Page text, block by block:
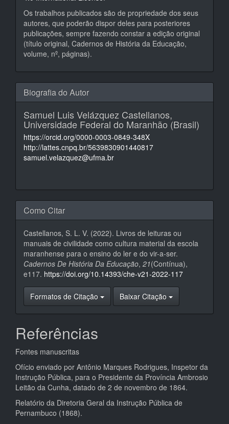
Os trabalhos publicados são de propriedade dos seus
autores, que poderão dispor deles para posteriores
publicações, sempre fazendo constar a edição original
(título original, Cadernos de História da Educação,
volume, nº, páginas).
Biografia do Autor
Samuel Luis Velázquez Castellanos,
Universidade Federal do Maranhão (Brasil)
https://orcid.org/0000-0003-0849-348X
http://lattes.cnpq.br/5639830901440817
samuel.velazquez@ufma.br
Como Citar
Castellanos, S. L. V. (2022). Livros de leituras ou
manuais de civilidade como cultura material da escola
maranhense para o ensino do ler e do vir-a-ser.
Cadernos De História Da Educação, 21(Contínua),
e117. https://doi.org/10.14393/che-v21-2022-117
Formatos de Citação Baixar Citação
Referências
Fontes manuscritas
Ofício enviado por Antônio Marques Rodrigues, Inspetor da
Instrução Pública, para o Presidente da Província Ambrosio
Leitão da Cunha, datado de 2 de novembro de 1864.
Relatório da Diretoria Geral da Instrução Pública de
Pernambuco (1868).